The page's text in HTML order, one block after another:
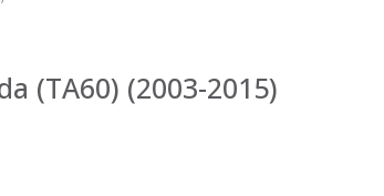
(TA60) (2003-2015)